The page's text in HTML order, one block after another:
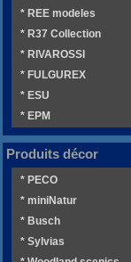
* REE modeles
* R37 Collection
* RIVAROSSI
* FULGUREX
* ESU
* EPM
Produits décor
* PECO
* miniNatur
* Busch
* Sylvias